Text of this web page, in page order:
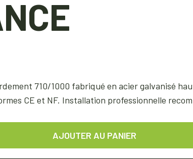
710/1000 fabriqué en acier galvanisé
CE et NF. Installation professionnelle
AJOUTER AU PANIER